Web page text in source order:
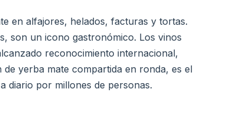
en alfajores, helados, facturas y tortas.
son un icono gastronómico. Los vinos
reconocimiento internacional,
yerba mate compartida en ronda, es el
diario por millones de personas.